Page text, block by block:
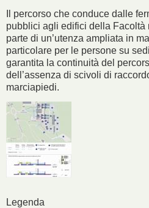
Il percorso che conduce dalle
pubblici agli edifici della Facoltà
parte di un’utenza ampliata in
particolare per le persone su
garantita la continuità del
dell’assenza di scivoli di
marciapiedi.
Legenda